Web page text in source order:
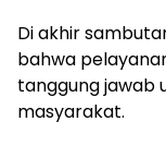
Di akhir
bahwa
tanggung jawab
masyarakat.